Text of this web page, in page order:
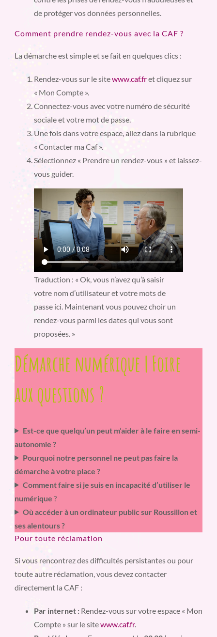
de protéger vos données personnelles.
Comment prendre rendez-vous avec la CAF ?
La démarche est simple et se fait en quelques clics :
Rendez-vous sur le sitewww.caf.fret cliquez sur
« Mon Compte ».
Connectez-vous avec votre numéro de sécurité
sociale et votre mot de passe.
Une fois dans votre espace, allez dans la rubrique
« Contacter ma Caf ».
Sélectionnez « Prendre un rendez-vous » et laissez-
vous guider.
Traduction : « Ok, vous n’avez qu’à saisir
votre nom d’utilisateur et votre mots de
passe ici. Maintenant vous pouvez choir un
rendez-vous parmi les dates qui vous sont
proposées. »
Démarche numérique | Foire
aux questions ?
Est-ce que quelqu’un peut m’aider à le faire en semi-
autonomie ?
Pourquoi notre personnel ne peut pas faire la
démarche à votre place ?
Comment faire si je suis en incapacité d’utiliser le
numérique ?
Où accéder à un ordinateur public sur Roussillon et
ses alentours ?
Pour toute réclamation
Si vous rencontrez des difficultés persistantes ou pour
toute autre réclamation, vous devez contacter
directement la CAF :
Par internet : Rendez-vous sur votre espace « Mon
Compte » sur le sitewww.caf.fr.